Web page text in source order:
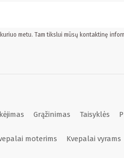
metu. Tam tikslui mūsų kontaktinę
Grąžinimas Taisyklės
moterims Kvepalai vyrams